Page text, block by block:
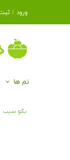
ورود /
حساب
تغییر
خروج از
تم ها
بگو سیب